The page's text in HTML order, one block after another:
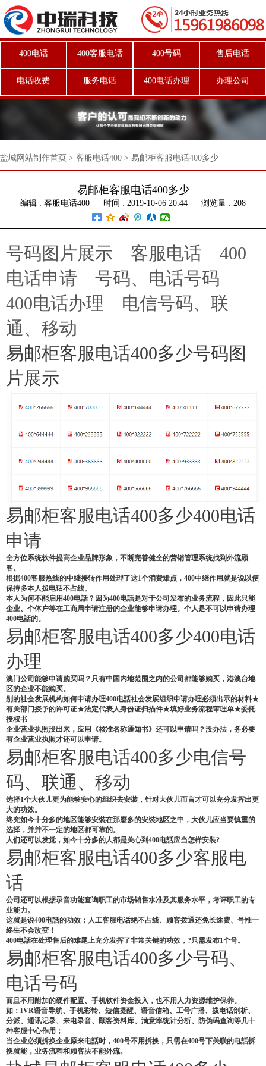
400电话 400客服电话 400号码 售后电话
电话收费 服务电话 400电话办理 办理公司
盐城网站制作首页 > 客服电话400 > 易邮柜客服电话400多少
易邮柜客服电话400多少
编辑 : 客服电话400 时间 : 2019-10-06 20:44 浏览量 : 208
号码图片展示 客服电话
400
电话申请
号码、电话号码
400电话办理
电信号码、联
通、移动
易邮柜客服电话400多少号码图
片展示
易邮柜客服电话400多少400电话
申请
全方位系统软件提高企业品牌形象，不断完善健全的营销管理系统找到外流顾
客。
根据400客服热线的中继接转作用处理了这1个消費难点，400中继作用就是说以便
保持多本人拨电话不占线。
本人为何不能启用400电話？因为400电話是对于公司发布的业务流程，因此只能
企业、个体户等在工商局申请注册的企业能够申请办理。个人是不可以申请办理
400电話的。
易邮柜客服电话400多少400电话
办理
澳门公司能够申请购买吗？只有中国内地范围之内的公司都能够购买，港澳台地
区的企业不能购买。
别的社会发展机构如何申请办理400电話社会发展组织申请办理必须出示的材料★
有关部门授予的许可证★法定代表人身份证扫描件★填好业务流程审理单★委托
授权书
企业营业执照没出来，应用《核准名称通知书》还可以申请吗？没办法，务必要
有企业营业执照才还可以申请。
易邮柜客服电话400多少电信号
码、联通、移动
选择1个大伙儿更为能够安心的组织去安裝，针对大伙儿而言才可以充分发挥出更
大的功效。
终究如今十分多的地区能够安裝在那麼多的安裝地区之中，大伙儿应当要慎重的
选择，并并不一定的地区都可靠的。
人们还可以发觉，如今十分多的人都是关心到400电話应当怎样安裝?
易邮柜客服电话400多少客服电
话
公司还可以根据录音功能查询职工的市场销售水准及其服务水平，考评职工的专
业能力。
这就是说400电話的功效：人工客服电话绝不占线、顾客拨通还免长途费、号惟一
终生不会改变！
400电話在处理售后的难题上充分发挥了非常关键的功效，?只需发布1个号。
易邮柜客服电话400多少号码、
电话号码
而且不用附加的硬件配置、手机软件资金投入，也不用人力资源维护保养。
如：IVR语音导航、手机彩铃、短信提醒、语音信箱、工号广播、拨电话剖析、
分派、通讯记录、来电录音、顾客资料库、满意率统计分析、防伪码查询等几十
种客服中心作用；
当企业必须拆换企业原来电話时，400号不用拆换，只需在400号下关联的电話拆
换就能，业务流程和顾客决不能外流。